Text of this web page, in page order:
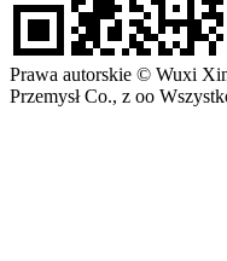
Prawa autorskie © Wuxi
Przemysł Co., z oo